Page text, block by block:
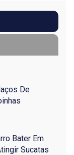
De
Bater Em
Sucatas